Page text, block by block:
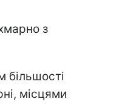
з
більшості
місцями